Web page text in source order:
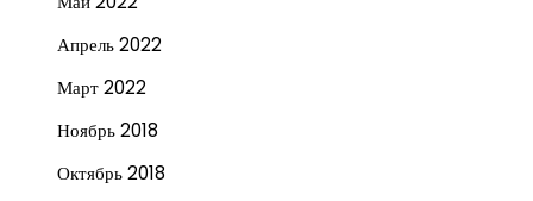
Апрель 2022
Март 2022
Ноябрь 2018
Октябрь 2018